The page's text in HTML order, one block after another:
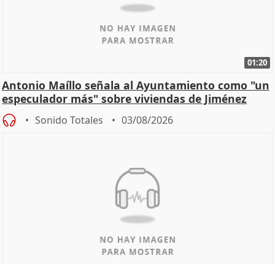
01:20
Antonio Maíllo señala al Ayuntamiento como "un
especulador más" sobre viviendas de Jiménez
Becerril
Sonido Totales 03/08/2026